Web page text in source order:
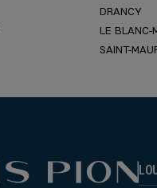
DRANCY
LE BLANC-
SAINT-